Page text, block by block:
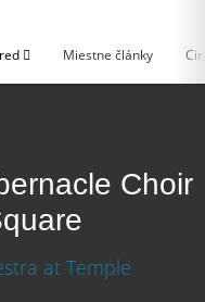
Miestne články
Choir